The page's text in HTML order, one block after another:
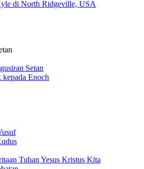
di North Ridgeville, USA
Setan
kepada Enoch
Tuhan Yesus Kristus Kita